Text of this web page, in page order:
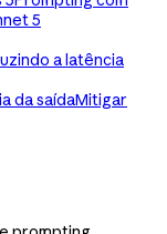
5
a latência
da saídaMitigar